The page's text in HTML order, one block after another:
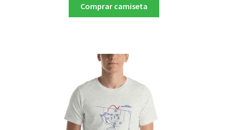
Comprar camiseta